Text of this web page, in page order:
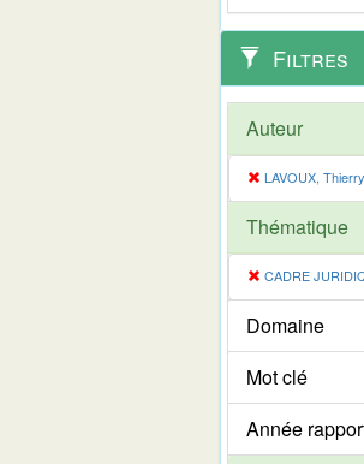
Filtres
Auteur
LAVOUX, Thierry
Thématique
CADRE
Domaine
Mot clé
Année